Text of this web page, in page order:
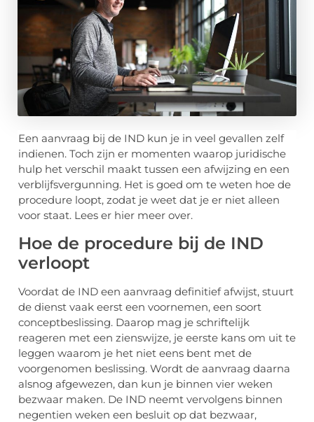
Een aanvraag bij de IND kun je in veel gevallen zelf
indienen. Toch zijn er momenten waarop juridische
hulp het verschil maakt tussen een afwijzing en een
verblijfsvergunning. Het is goed om te weten hoe de
procedure loopt, zodat je weet dat je er niet alleen
voor staat. Lees er hier meer over.
Hoe de procedure bij de IND
verloopt
Voordat de IND een aanvraag definitief afwijst, stuurt
de dienst vaak eerst een voornemen, een soort
conceptbeslissing. Daarop mag je schriftelijk
reageren met een zienswijze, je eerste kans om uit te
leggen waarom je het niet eens bent met de
voorgenomen beslissing. Wordt de aanvraag daarna
alsnog afgewezen, dan kun je binnen vier weken
bezwaar maken. De IND neemt vervolgens binnen
negentien weken een besluit op dat bezwaar,